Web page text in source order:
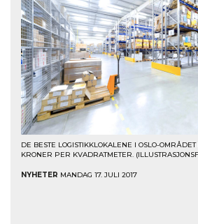
DE BESTE LOGISTIKKLOKALENE I OSLO-
KRONER PER KVADRATMETER.
NYHETER MANDAG 17. JULI 2017